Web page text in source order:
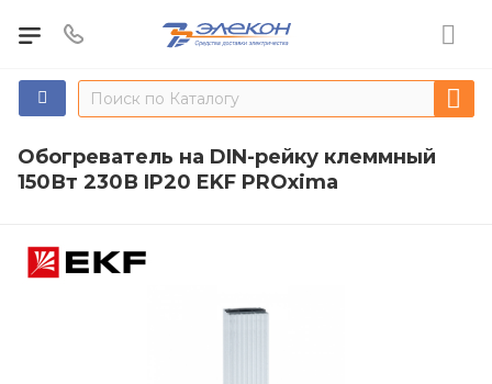
Обогреватель на DIN-рейку клеммный
150Вт 230В IP20 EKF PROxima